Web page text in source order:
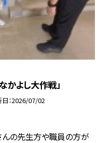
かよし大作戦」
日 2026/07/02
んの先生方や職員の方が